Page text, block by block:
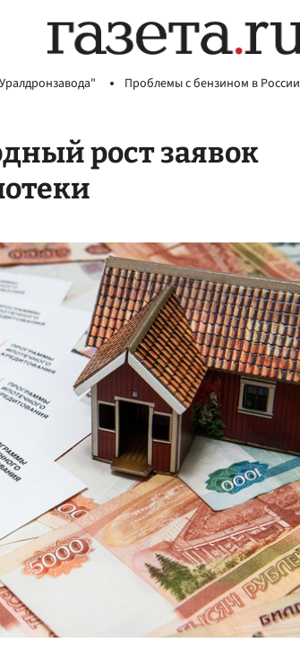
Проблемы с бензином в России
рост заявок